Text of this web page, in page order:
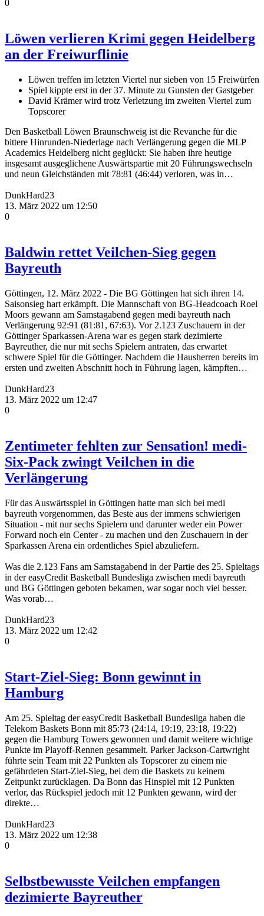
0
Löwen verlieren Krimi gegen Heidelberg
an der Freiwurflinie
Löwen treffen im letzten Viertel nur sieben von 15 Freiwürfen
Spiel kippte erst in der 37. Minute zu Gunsten der Gastgeber
David Krämer wird trotz Verletzung im zweiten Viertel zum
Topscorer
Den Basketball Löwen Braunschweig ist die Revanche für die
bittere Hinrunden-Niederlage nach Verlängerung gegen die MLP
Academics Heidelberg nicht geglückt: Sie haben ihre heutige
insgesamt ausgeglichene Auswärtspartie mit 20 Führungswechseln
und neun Gleichständen mit 78:81 (46:44) verloren, was in…
DunkHard23
13. März 2022 um 12:50
0
Baldwin rettet Veilchen-Sieg gegen
Bayreuth
Göttingen, 12. März 2022 - Die BG Göttingen hat sich ihren 14.
Saisonsieg hart erkämpft. Die Mannschaft von BG-Headcoach Roel
Moors gewann am Samstagabend gegen medi bayreuth nach
Verlängerung 92:91 (81:81, 67:63). Vor 2.123 Zuschauern in der
Göttinger Sparkassen-Arena war es gegen stark dezimierte
Bayreuther, die nur mit sechs Spielern antraten, das erwartet
schwere Spiel für die Göttinger. Nachdem die Hausherren bereits im
ersten und zweiten Abschnitt hoch in Führung lagen, kämpften…
DunkHard23
13. März 2022 um 12:47
0
Zentimeter fehlten zur Sensation! medi-
Six-Pack zwingt Veilchen in die
Verlängerung
Für das Auswärtsspiel in Göttingen hatte man sich bei medi
bayreuth vorgenommen, das Beste aus der immens schwierigen
Situation - mit nur sechs Spielern und darunter weder ein Power
Forward noch ein Center - zu machen und den Zuschauern in der
Sparkassen Arena ein ordentliches Spiel abzuliefern.
Was die 2.123 Fans am Samstagabend in der Partie des 25. Spieltags
in der easyCredit Basketball Bundesliga zwischen medi bayreuth
und BG Göttingen geboten bekamen, war sogar noch viel besser.
Was vorab…
DunkHard23
13. März 2022 um 12:42
0
Start-Ziel-Sieg: Bonn gewinnt in
Hamburg
Am 25. Spieltag der easyCredit Basketball Bundesliga haben die
Telekom Baskets Bonn mit 85:73 (24:14, 19:19, 23:18, 19:22)
gegen die Hamburg Towers gewonnen und damit weitere wichtige
Punkte im Playoff-Rennen gesammelt. Parker Jackson-Cartwright
führte sein Team mit 22 Punkten als Topscorer zu einem nie
gefährdeten Start-Ziel-Sieg, bei dem die Baskets zu keinem
Zeitpunkt zurücklagen. Da Bonn das Hinspiel mit 12 Punkten
verlor, das Rückspiel jedoch mit 12 Punkten gewann, wird der
direkte…
DunkHard23
13. März 2022 um 12:38
0
Selbstbewusste Veilchen empfangen
dezimierte Bayreuther